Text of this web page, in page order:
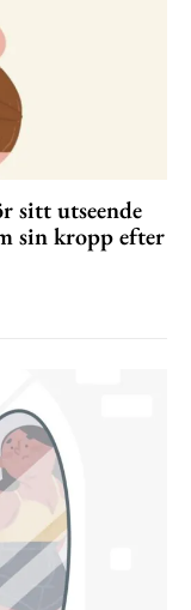
sitt utseende
sin kropp efter